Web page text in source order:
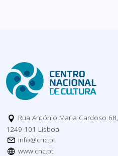
Rua António Maria Cardoso 68,
1249-101 Lisboa
info@cnc.pt
www.cnc.pt